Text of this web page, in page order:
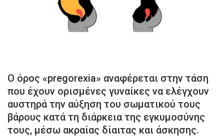
Ο όρος «pregorexia» αναφέρεται στην τάση
που έχουν ορισμένες γυναίκες να ελέγχουν
αυστηρά την αύξηση του σωματικού τους
βάρους κατά τη διάρκεια της εγκυμοσύνης
τους, μέσω ακραίας δίαιτας και άσκησης.